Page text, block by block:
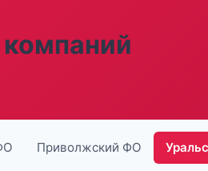
Приволжский ФО